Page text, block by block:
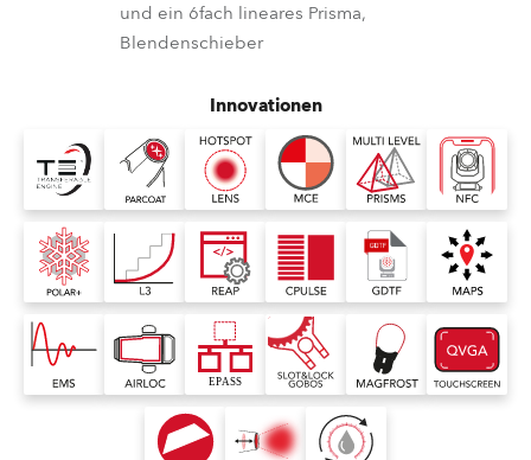
und ein 6fach lineares Prisma,
Blendenschieber
Innovationen